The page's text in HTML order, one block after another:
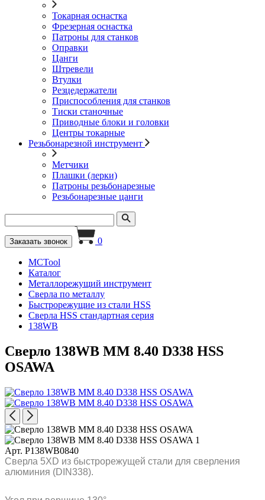
Токарная оснастка
Фрезерная оснастка
Патроны для станков
Оправки
Цанги
Штревели
Втулки
Резцедержатели
Приспособления для станков
Тиски станочные
Приводные блоки и головки
Центры токарные
Резьбонарезной инструмент
Метчики
Плашки (лерки)
Патроны резьбонарезные
Резьбонарезные цанги
Заказать звонок 0
MCTool
Каталог
Металлорежущий инструмент
Сверла по металлу
Быстрорежущие из стали HSS
Сверла HSS стандартная серия
138WB
Сверло 138WB MM 8.40 D338 HSS
OSAWA
Арт. P138WB0840
Сверла 5XD из быстрорежущей стали для сверления
алюминия (DIN338).